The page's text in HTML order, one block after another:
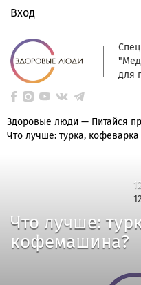
Вход
для
Здоровые люди — Питайся
Что лучше: турка,
Что лучше:
кофемашина?